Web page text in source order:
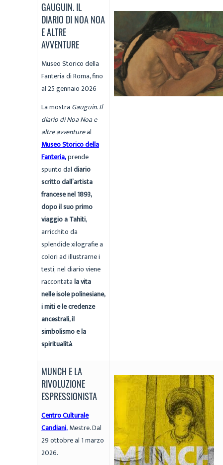
GAUGUIN. IL
DIARIO DI NOA NOA
E ALTRE
AVVENTURE
Museo Storico della
Fanteria di Roma, fino
al 25 gennaio 2026
La mostra Gauguin. Il
diario di Noa Noa e
altre avventureal
Museo Storico della
Fanteria,prende
spunto daldiario
scritto dall’artista
francese nel 1893,
dopo il suo primo
viaggio a Tahiti,
arricchito da
splendide xilografie a
colori ad illustrarne i
testi; nel diario viene
raccontatala vita
nelle isole polinesiane,
i miti e le credenze
ancestrali, il
simbolismo e la
spiritualità.
MUNCH E LA
RIVOLUZIONE
ESPRESSIONISTA
Centro Culturale
Candiani,Mestre. Dal
29 ottobre al 1 marzo
2026.